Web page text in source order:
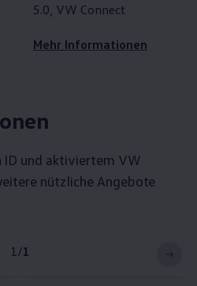
5.0, VW Connect
Mehr Informationen
ID und aktiviertem VW
nützliche Angebote
1/1